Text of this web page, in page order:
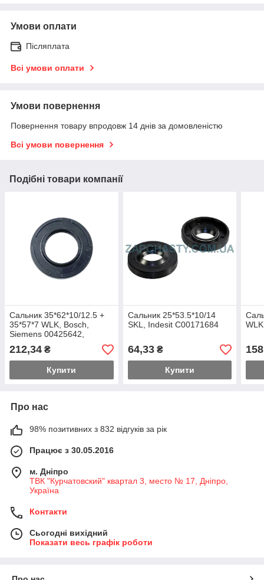
Умови оплати
Післяплата
Всі умови оплати
Умови повернення
Повернення товару впродовж 14 днів за домовленістю
Всі умови повернення
Подібні товари компанії
Сальник 35*62*10/12.5 +
35*57*7 WLK, Bosch,
Siemens 00425642,
00587315
212,34 ₴
Купити
Сальник 25*53.5*10/14
SKL, Indesit C00171684
64,33₴
Купити
Про нас
98% позитивних з 832 відгуків за рік
Працює з 30.05.2016
м. Дніпро
ТВК "Курчатовский" квартал 3, место № 17, Дніпро,
Україна
Контакти
Сьогодні вихідний
Показати весь графік роботи